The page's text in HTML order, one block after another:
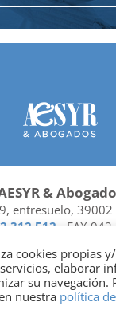
&
entresuelo, 39002
312 512 - FAX
|
cookies propias
elaborar
su navegación.
nuestra política